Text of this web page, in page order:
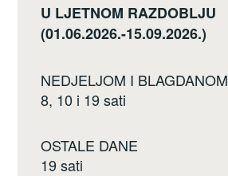
U LJETNOM RAZDOBLJU
(01.06.2026.-15.09.2026.)
NEDJELJOM I BLAGDANOM
8, 10 i 19 sati
OSTALE DANE
19 sati